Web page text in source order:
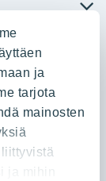
ja
tarjota
mainosten
ja mihin